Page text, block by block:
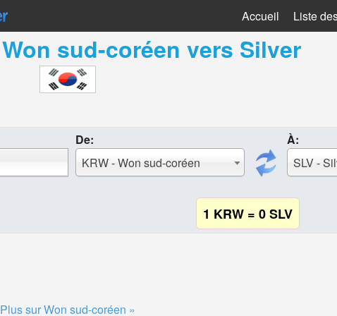
Accueil Liste
Won sud-coréen vers Silver
De:
KRW - Won sud-coréen
À:
SLV -
1 KRW = 0 SLV
Plus sur Won sud-coréen »